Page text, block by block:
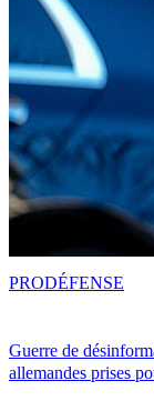
Guerre de
allemandes prises
PRODÉFENSE